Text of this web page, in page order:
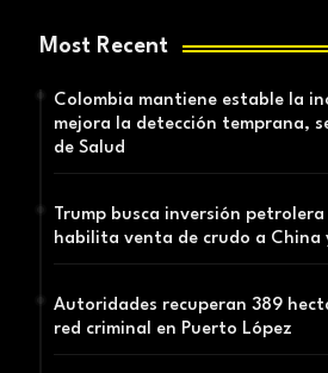
Most Recent
Colombia mantiene estable la
mejora la detección temprana,
de Salud
Trump busca inversión petrolera
habilita venta de crudo a China
Autoridades recuperan 389
red criminal en Puerto López